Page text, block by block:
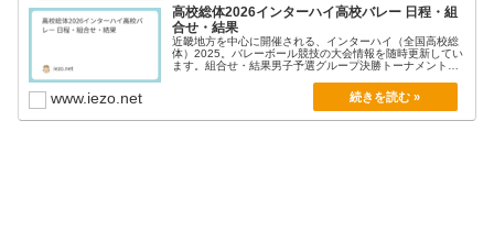
高校総体2026インターハイ高校バレー 日程・組
合せ・結果
近畿地方を中心に開催される、インターハイ（全国高校総
体）2025。バレーボール競技の大会情報を随時更新してい
ます。組合せ・結果男子予選グループ決勝トーナメント
www.iezo.net